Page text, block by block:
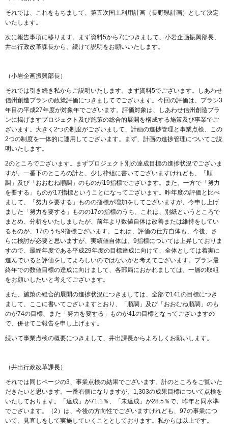
それでは、これをもちまして、第五次国土利用計画（長野県計画）として決定
いたします。
次に報告事項に移ります。まず資料5から7につきまして、小岩企画振興部長、
井出行政改革課長から、続けて説明をお願いいたします。
（小岩企画振興部長）
それでは引き続き私からご説明いたします。まず資料5でございます。しあわせ
信州創造プランの政策評価につきましてでございます。今回の評価は、プラン3
年目の平成27年度が対象年でございます。評価対象は、しあわせ信州創造プラ
ンに掲げますプロジェクト及び施策の総合的展開を構成する施策及び事業でご
ざいます。大きく2つの制度がございまして、計画の進捗管理と事業点検、この
2つの制度を一体的に運用してございます。まず、計画の進捗管理についてご説
明いたします。
2のところでございます。まずプロジェクト別の達成目標の進捗状況でございま
すが、一番下のところの計と、少し枠組に書いてございますけれども、「順
調」及び「おおむね順調」のものが19指標でございます。また、一方で「努力
を要する」ものが17指標ということになってございます。昨年度の評価と比べ
まして、「努力を要する」ものの指標が増加をしてございますが、今申し上げ
ました「努力を要する」ものの17の指標のうち、これは、別紙というところで
まとめ、分析をいたしましたが、前年より数値自体は改善または維持をしてい
るものが、17のうち9指標ございます。これは、評価の仕方自体も、今後、さ
らに検討が必要と思いますが、実績値自体は、9指標については上昇しておりま
すので、最終年度である平成29年度の目標達成に向けて、全体としては着実に
進んでいると評価をしてよろしいのではないかと考えてございます。プラン最
終年での数値目標の達成に向けまして、各部局におかれましては、一層の取組
をお願いしたいと考えてございます。
また、施策の総合的展開の進捗状況につきましては、全部で141の目標につき
まして、ここに書いてございますとおり、「順調」及び「おおむね順調」のも
のが74の目標、また「努力を要する」ものが41の目標となってございますの
で、併せてご報告を申し上げます。
続いて事業点検の概要につきまして、井出課長からよろしくお願いします。
（井出行政改革課長）
それでは同じページの3、事業点検の結果でございます。計のところをご覧いた
だきたいと思います。一番右側になりますが、1,303の成果目標について点検を
いたしております。「達成」が71.1％、「未達成」が28.5％で、昨年と同水準
でございます。（2）は、今後の方向性でございますけれども、97の事業につ
いて、見直しをして実施していくこととしております。私からは以上です。